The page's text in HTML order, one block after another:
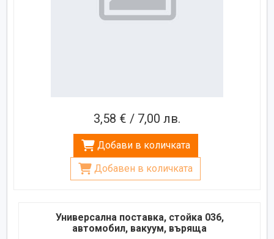
3,58 € / 7,00 лв.
Добави в количката
Добавен в количката
Универсална поставка, стойка 036,
автомобил, вакуум, въряща